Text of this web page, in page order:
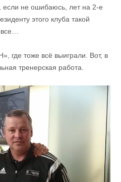
если не ошибаюсь, лет на 2-е
этого клуба такой
тоже всё выиграли. Вот, в
тренерская работа.